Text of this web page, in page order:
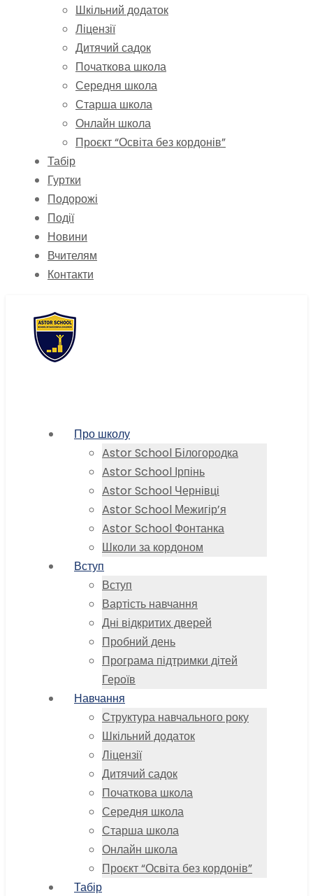
Шкільний додаток
Ліцензії
Дитячий садок
Початкова школа
Середня школа
Старша школа
Онлайн школа
Проєкт “Освіта без кордонів”
Табір
Гуртки
Подорожі
Події
Новини
Вчителям
Контакти
Про школу
Astor School Білогородка
Astor School Ірпінь
Astor School Чернівці
Astor School Межигір’я
Astor School Фонтанка
Школи за кордоном
Вступ
Вступ
Вартість навчання
Дні відкритих дверей
Пробний день
Програма підтримки дітей
Героїв
Навчання
Структура навчального року
Шкільний додаток
Ліцензії
Дитячий садок
Початкова школа
Середня школа
Старша школа
Онлайн школа
Проєкт “Освіта без кордонів”
Табір